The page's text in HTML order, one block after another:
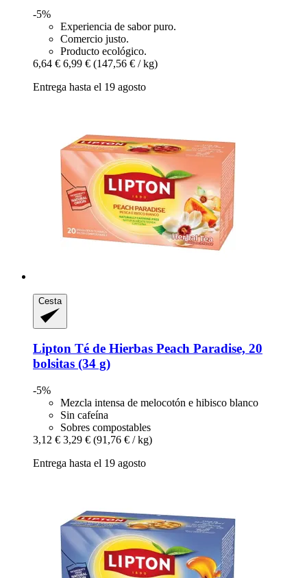
-5%
Experiencia de sabor puro.
Comercio justo.
Producto ecológico.
6,64 € 6,99 € (147,56 € / kg)
Entrega hasta el 19 agosto
Cesta
Lipton Té de Hierbas Peach Paradise, 20
bolsitas (34 g)
-5%
Mezcla intensa de melocotón e hibisco blanco
Sin cafeína
Sobres compostables
3,12 € 3,29 € (91,76 € / kg)
Entrega hasta el 19 agosto